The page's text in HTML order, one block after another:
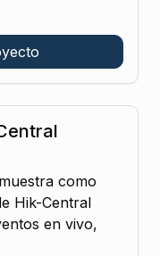
como
Hik-Central
en vivo,